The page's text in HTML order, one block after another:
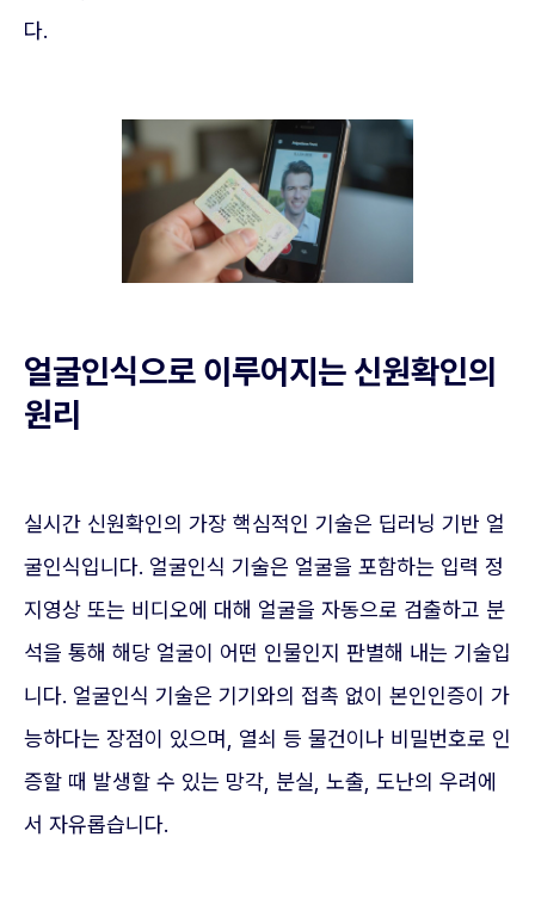
다.
얼굴인식으로 이루어지는 신원확인의
원리
실시간 신원확인의 가장 핵심적인 기술은 딥러닝 기반 얼
굴인식입니다. 얼굴인식 기술은 얼굴을 포함하는 입력 정
지영상 또는 비디오에 대해 얼굴을 자동으로 검출하고 분
석을 통해 해당 얼굴이 어떤 인물인지 판별해 내는 기술입
니다. 얼굴인식 기술은 기기와의 접촉 없이 본인인증이 가
능하다는 장점이 있으며, 열쇠 등 물건이나 비밀번호로 인
증할 때 발생할 수 있는 망각, 분실, 노출, 도난의 우려에
서 자유롭습니다.